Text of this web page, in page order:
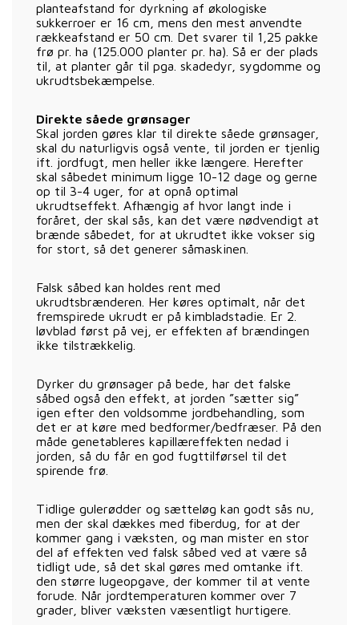
planteafstand for dyrkning af økologiske
sukkerroer er 16 cm, mens den mest anvendte
rækkeafstand er 50 cm. Det svarer til 1,25 pakke
frø pr. ha (125.000 planter pr. ha). Så er der plads
til, at planter går til pga. skadedyr, sygdomme og
ukrudtsbekæmpelse.
Direkte såede grønsager
Skal jorden gøres klar til direkte såede grønsager,
skal du naturligvis også vente, til jorden er tjenlig
ift. jordfugt, men heller ikke længere. Herefter
skal såbedet minimum ligge 10-12 dage og gerne
op til 3-4 uger, for at opnå optimal
ukrudtseffekt. Afhængig af hvor langt inde i
foråret, der skal sås, kan det være nødvendigt at
brænde såbedet, for at ukrudtet ikke vokser sig
for stort, så det generer såmaskinen.
Falsk såbed kan holdes rent med
ukrudtsbrænderen. Her køres optimalt, når det
fremspirede ukrudt er på kimbladstadie. Er 2.
løvblad først på vej, er effekten af brændingen
ikke tilstrækkelig.
Dyrker du grønsager på bede, har det falske
såbed også den effekt, at jorden ”sætter sig”
igen efter den voldsomme jordbehandling, som
det er at køre med bedformer/bedfræser. På den
måde genetableres kapillæreffekten nedad i
jorden, så du får en god fugttilførsel til det
spirende frø.
Tidlige gulerødder og sætteløg kan godt sås nu,
men der skal dækkes med fiberdug, for at der
kommer gang i væksten, og man mister en stor
del af effekten ved falsk såbed ved at være så
tidligt ude, så det skal gøres med omtanke ift.
den større lugeopgave, der kommer til at vente
forude. Når jordtemperaturen kommer over 7
grader, bliver væksten væsentligt hurtigere.